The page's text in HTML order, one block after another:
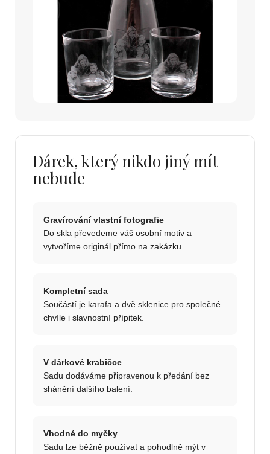
Dárek, který nikdo jiný mít
nebude
Gravírování vlastní fotografie
Do skla převedeme váš osobní motiv a
vytvoříme originál přímo na zakázku.
Kompletní sada
Součástí je karafa a dvě sklenice pro společné
chvíle i slavnostní přípitek.
V dárkové krabičce
Sadu dodáváme připravenou k předání bez
shánění dalšího balení.
Vhodné do myčky
Sadu lze běžně používat a pohodlně mýt v